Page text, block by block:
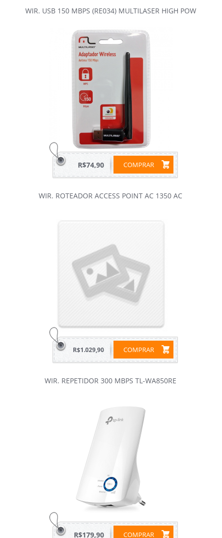
WIR. USB 150 MBPS (RE034) MULTILASER HIGH POW
COMPRAR
R$74,90
WIR. ROTEADOR ACCESS POINT AC 1350 AC
COMPRAR
R$1.029,90
WIR. REPETIDOR 300 MBPS TL-WA850RE
COMPRAR
R$179,90